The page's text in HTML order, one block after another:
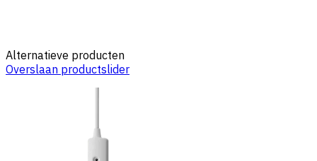
Alternatieve producten
Overslaan productslider